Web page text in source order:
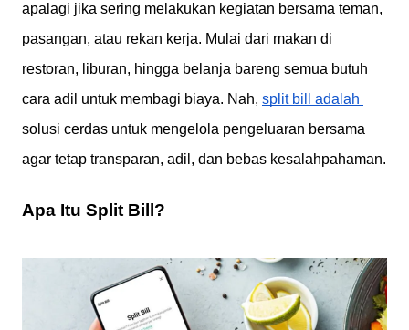
apalagi jika sering melakukan kegiatan bersama teman,
pasangan, atau rekan kerja. Mulai dari makan di
restoran, liburan, hingga belanja bareng semua butuh
cara adil untuk membagi biaya. Nah,
solusi cerdas untuk mengelola pengeluaran bersama
agar tetap transparan, adil, dan bebas kesalahpahaman.
Apa Itu Split Bill?